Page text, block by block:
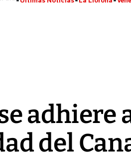
adhiere
del